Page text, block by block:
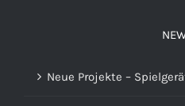
Neue Projekte –